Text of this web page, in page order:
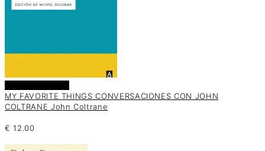
MY FAVORITE THINGS CONVERSACIONES CON JOHN
COLTRANE John Coltrane
€ 12.00